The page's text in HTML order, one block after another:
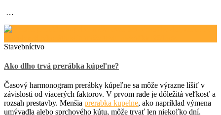
…
Stavebníctvo
Ako dlho trvá prerábka kúpeľne?
Časový harmonogram prerábky kúpeľne sa môže výrazne líšiť v
závislosti od viacerých faktorov. V prvom rade je dôležitá veľkosť a
rozsah prestavby. Menšia prerabka kupelne, ako napríklad výmena
umývadla alebo sprchového kútu, môže trvať len niekoľko dní,